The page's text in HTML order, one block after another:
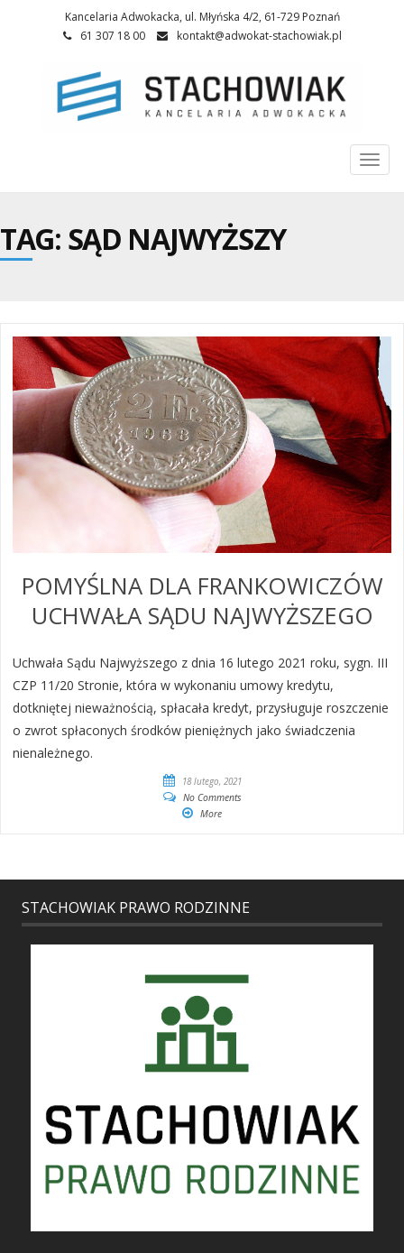
Kancelaria Adwokacka, ul. Młyńska 4/2, 61-729 Poznań
61 307 18 00
kontakt@adwokat-stachowiak.pl
TAG: SĄD NAJWYŻSZY
POMYŚLNA DLA FRANKOWICZÓW
UCHWAŁA SĄDU NAJWYŻSZEGO
Uchwała Sądu Najwyższego z dnia 16 lutego 2021 roku, sygn. III
CZP 11/20 Stronie, która w wykonaniu umowy kredytu,
dotkniętej nieważnością, spłacała kredyt, przysługuje roszczenie
o zwrot spłaconych środków pieniężnych jako świadczenia
nienależnego.
18 lutego, 2021
No Comments
More
STACHOWIAK PRAWO RODZINNE